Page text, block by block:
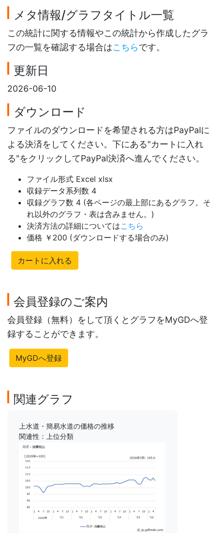
メタ情報/グラフタイトル一覧
この統計に関する情報やこの統計から作成したグラ
フの一覧を確認する場合はこちらです。
更新日
2026-06-10
ダウンロード
ファイルのダウンロードを希望される方はPayPalに
よる決済をしてください。下にある"カートに入れ
る"をクリックしてPayPal決済へ進んでください。
ファイル形式 Excel xlsx
収録データ系列数 4
収録グラフ数 4 (各ページの最上部にあるグラフ。そ
れ以外のグラフ・表は含みません。)
決済方法の詳細についてはこちら
価格 ￥200 (ダウンロードする場合のみ)
カートに入れる
会員登録のご案内
会員登録（無料）をして頂くとグラフをMyGDへ登
録することができます。
MyGDへ登録
関連グラフ
上水道・簡易水道の価格の推移
関連性：上位分類